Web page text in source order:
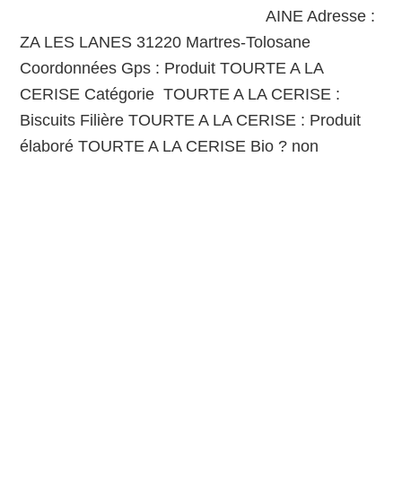
AINE Adresse :
ZA LES LANES 31220 Martres-Tolosane
Coordonnées Gps : Produit TOURTE A LA
CERISE Catégorie TOURTE A LA CERISE :
Biscuits Filière TOURTE A LA CERISE : Produit
élaboré TOURTE A LA CERISE Bio ? non